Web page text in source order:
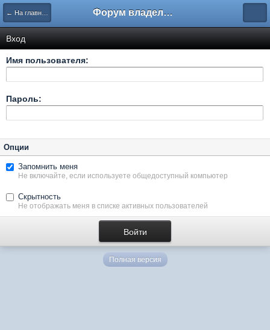
← На главную Форум владельцев интернет-магазинов
Вход
Имя пользователя:
Пароль:
Опции
Запомнить меня
Не включайте, если используете общедоступный компьютер
Скрытность
Не отображать меня в списке активных пользователей
Полная версия